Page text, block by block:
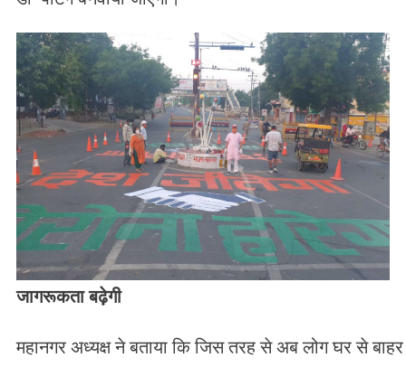
जागरूकता बढ़ेगी
महानगर अध्यक्ष ने बताया कि जिस तरह से अब लोग घर से